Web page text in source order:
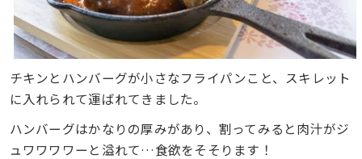
チキンとハンバーグが小さなフライパンこと、スキレット
に入れられて運ばれてきました。
ハンバーグはかなりの厚みがあり、割ってみると肉汁がジ
ュワワワワーと溢れて…食欲をそそります！